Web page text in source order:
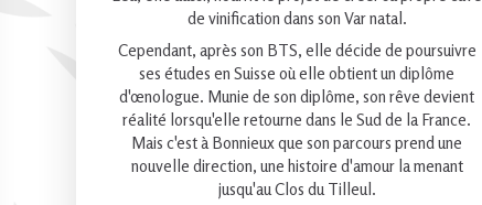
de vinification dans son Var natal.
Cependant, après son BTS, elle décide de poursuivre
ses études en Suisse où elle obtient un diplôme
d'œnologue. Munie de son diplôme, son rêve devient
réalité lorsqu'elle retourne dans le Sud de la France.
Mais c'est à Bonnieux que son parcours prend une
nouvelle direction, une histoire d'amour la menant
jusqu'au Clos du Tilleul.